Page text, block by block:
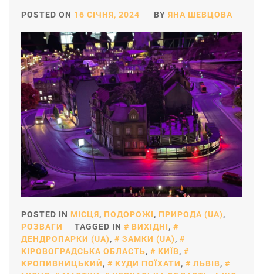
POSTED ON 16 СІЧНЯ, 2024 BY ЯНА ШЕВЦОВА
POSTED IN МІСЦЯ, ПОДОРОЖІ, ПРИРОДА (UA),
РОЗВАГИ
TAGGED IN ВИХІДНІ,
ДЕНДРОПАРКИ (UA), ЗАМКИ (UA),
КІРОВОГРАДСЬКА ОБЛАСТЬ, КИЇВ,
КРОПИВНИЦЬКИЙ, КУДИ ПОЇХАТИ, ЛЬВІВ,